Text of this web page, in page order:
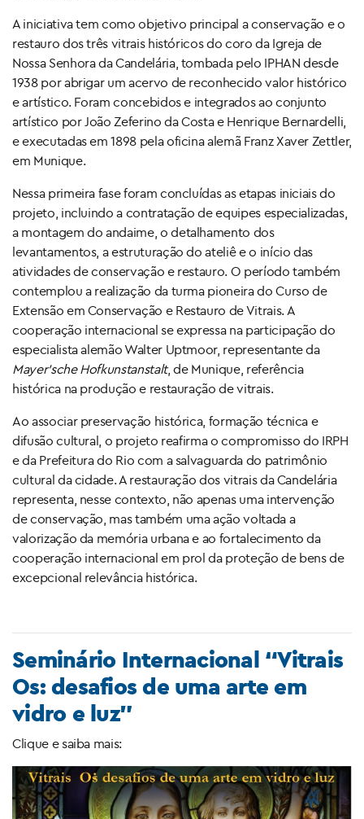
A iniciativa tem como objetivo principal a conservação e o
restauro dos três vitrais históricos do coro da Igreja de
Nossa Senhora da Candelária, tombada pelo IPHAN desde
1938 por abrigar um acervo de reconhecido valor histórico
e artístico. Foram concebidos e integrados ao conjunto
artístico por João Zeferino da Costa e Henrique Bernardelli,
e executadas em 1898 pela oficina alemã Franz Xaver Zettler,
em Munique.
Nessa primeira fase foram concluídas as etapas iniciais do
projeto, incluindo a contratação de equipes especializadas,
a montagem do andaime, o detalhamento dos
levantamentos, a estruturação do ateliê e o início das
atividades de conservação e restauro. O período também
contemplou a realização da turma pioneira do Curso de
Extensão em Conservação e Restauro de Vitrais. A
cooperação internacional se expressa na participação do
especialista alemão Walter Uptmoor, representante da
Mayer’sche Hofkunstanstalt, de Munique, referência
histórica na produção e restauração de vitrais.
Ao associar preservação histórica, formação técnica e
difusão cultural, o projeto reafirma o compromisso do IRPH
e da Prefeitura do Rio com a salvaguarda do patrimônio
cultural da cidade. A restauração dos vitrais da Candelária
representa, nesse contexto, não apenas uma intervenção
de conservação, mas também uma ação voltada a
valorização da memória urbana e ao fortalecimento da
cooperação internacional em prol da proteção de bens de
excepcional relevância histórica.
Seminário Internacional “Vitrais
Os: desafios de uma arte em
vidro e luz”
Clique e saiba mais: